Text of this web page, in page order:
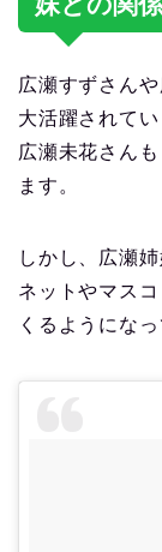
広瀬すずさん
大活躍されてい
広瀬未花さん
ます。
しかし、広瀬
ネットやマス
くるようになっ